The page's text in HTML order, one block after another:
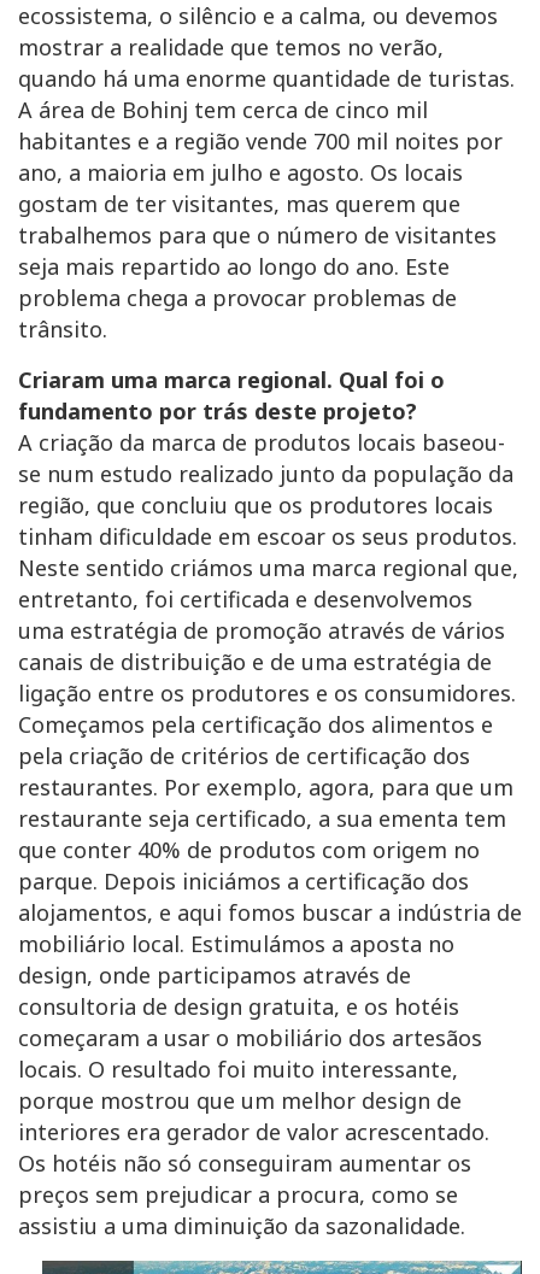
ecossistema, o silêncio e a calma, ou devemos
mostrar a realidade que temos no verão,
quando há uma enorme quantidade de turistas.
A área de Bohinj tem cerca de cinco mil
habitantes e a região vende 700 mil noites por
ano, a maioria em julho e agosto. Os locais
gostam de ter visitantes, mas querem que
trabalhemos para que o número de visitantes
seja mais repartido ao longo do ano. Este
problema chega a provocar problemas de
trânsito.
Criaram uma marca regional. Qual foi o
fundamento por trás deste projeto?
A criação da marca de produtos locais baseou-
se num estudo realizado junto da população da
região, que concluiu que os produtores locais
tinham dificuldade em escoar os seus produtos.
Neste sentido criámos uma marca regional que,
entretanto, foi certificada e desenvolvemos
uma estratégia de promoção através de vários
canais de distribuição e de uma estratégia de
ligação entre os produtores e os consumidores.
Começamos pela certificação dos alimentos e
pela criação de critérios de certificação dos
restaurantes. Por exemplo, agora, para que um
restaurante seja certificado, a sua ementa tem
que conter 40% de produtos com origem no
parque. Depois iniciámos a certificação dos
alojamentos, e aqui fomos buscar a indústria de
mobiliário local. Estimulámos a aposta no
design, onde participamos através de
consultoria de design gratuita, e os hotéis
começaram a usar o mobiliário dos artesãos
locais. O resultado foi muito interessante,
porque mostrou que um melhor design de
interiores era gerador de valor acrescentado.
Os hotéis não só conseguiram aumentar os
preços sem prejudicar a procura, como se
assistiu a uma diminuição da sazonalidade.